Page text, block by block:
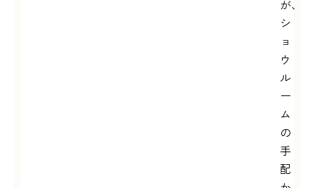
が、
シ
ョ
ウ
ル
ー
ム
の
手
配